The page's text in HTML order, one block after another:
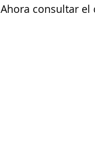
Ahora consultar